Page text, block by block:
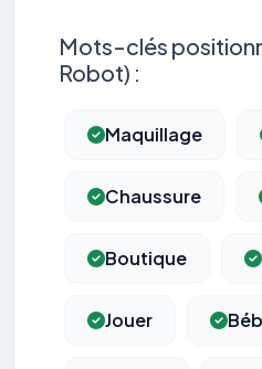
Mots-clés
Robot) :
Maquillage
Chaussure
Boutique
Jouer